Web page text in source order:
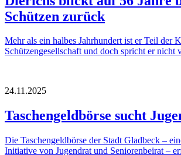
Schützen zurück
Mehr als ein halbes Jahrhundert ist er Teil der
Schützengesellschaft und doch spricht er
24.11.2025
Taschengeldbörse sucht
Die Taschengeldbörse der Stadt Gladbeck –
Initiative von Jugendrat und Seniorenbeirat –